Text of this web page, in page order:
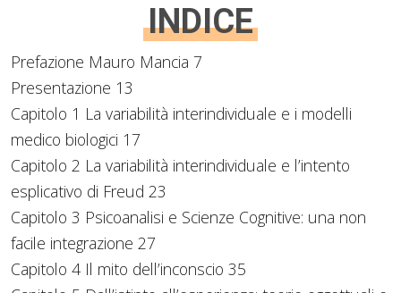
INDICE
Prefazione Mauro Mancia 7
Presentazione 13
Capitolo 1 La variabilità interindividuale e i modelli
medico biologici 17
Capitolo 2 La variabilità interindividuale e l’intento
esplicativo di Freud 23
Capitolo 3 Psicoanalisi e Scienze Cognitive: una non
facile integrazione 27
Capitolo 4 Il mito dell’inconscio 35